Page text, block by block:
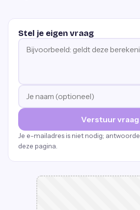
Stel je eigen vraag
Verstuur vraag
Je e-mailadres is niet nodig;
deze pagina.